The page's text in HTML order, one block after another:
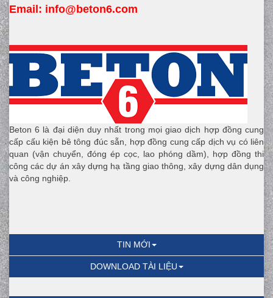
Email: info@beton6.com
Beton 6 là đại diện duy nhất trong mọi giao dịch hợp đồng cung
cấp cấu kiện bê tông đúc sẵn, hợp đồng cung cấp dịch vụ có liên
quan (vận chuyển, đóng ép cọc, lao phóng dầm), hợp đồng thi
công các dự án xây dựng hạ tầng giao thông, xây dựng dân dụng
và công nghiệp.
TIN MỚI
DOWNLOAD TÀI LIỆU